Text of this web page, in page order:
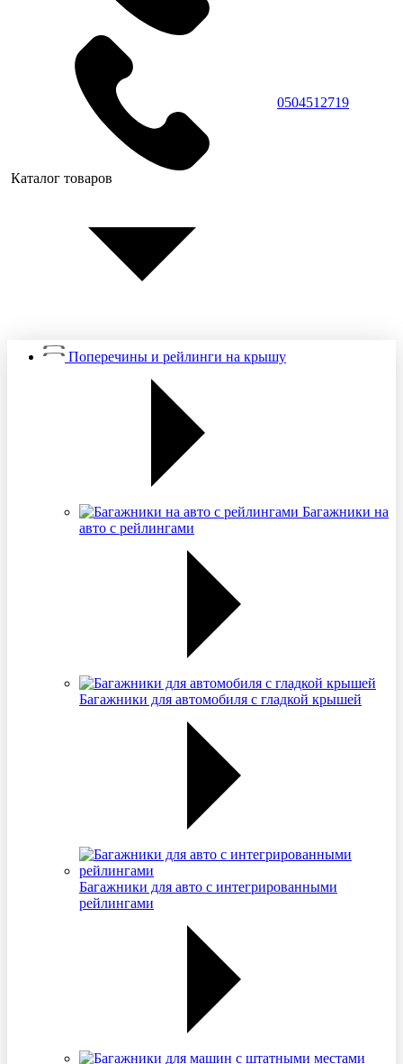
0504512719
Каталог товаров
Поперечины и рейлинги на крышу
Багажники на
авто с рейлингами
Багажники для автомобиля с гладкой крышей
Багажники для авто с интегрированными
рейлингами